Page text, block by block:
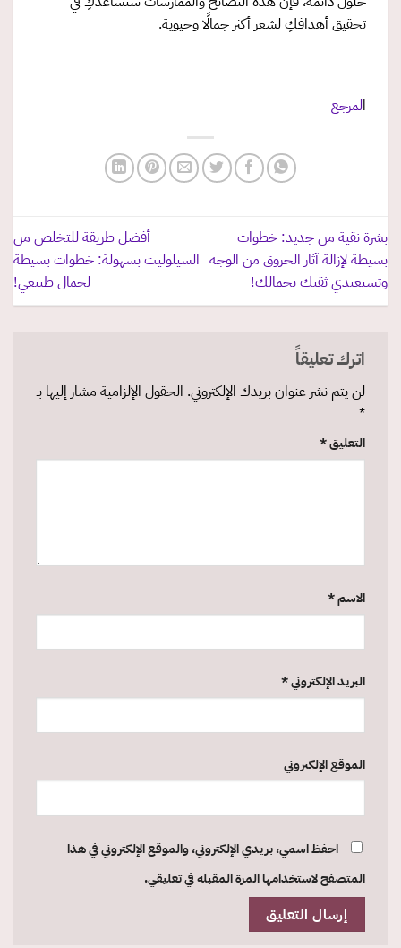
تحقيق أهدافكِ لشعر أكثر جمالًا وحيوية.
المرجع
بشرة نقية من جديد: خطوات
بسيطة لإزالة آثار الحروق من الوجه
وتستعيدي ثقتك بجمالك!
أفضل طريقة للتخلص من
السيلوليت بسهولة: خطوات بسيطة
لجمال طبيعي!
اترك تعليقاً
لن يتم نشر عنوان بريدك الإلكتروني. الحقول الإلزامية مشار إليها بـ
*
التعليق*
الاسم*
البريد الإلكتروني*
الموقع الإلكتروني
احفظ اسمي، بريدي الإلكتروني، والموقع الإلكتروني في هذا
المتصفح لاستخدامها المرة المقبلة في تعليقي.